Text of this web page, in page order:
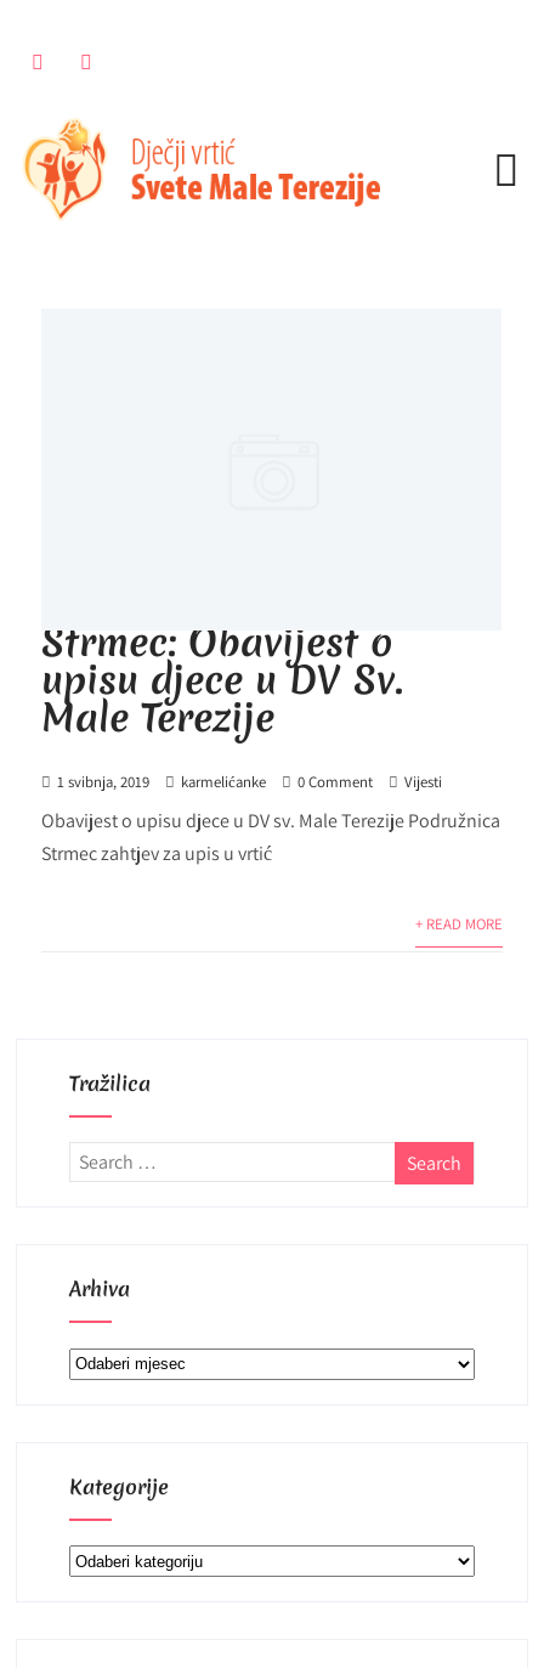
Strmec: Obavijest o
upisu djece u DV Sv.
Male Terezije
1 svibnja, 2019 karmelićanke 0 Comment Vijesti
Obavijest o upisu djece u DV sv. Male Terezije Podružnica
Strmec zahtjev za upis u vrtić
+ READ MORE
Tražilica
Arhiva
Arhiva
Kategorije
Kategorije